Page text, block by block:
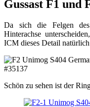
Gussast F1 und
Da sich die Felgen
Hinterachse
ICM dieses Detail
Schön zu sehen ist der